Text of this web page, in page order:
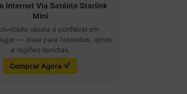
Internet Via Satélite Starlink
Mini
rápida e confiável em
— ideal para fazendas, obras
e regiões remotas.
Comprar Agora